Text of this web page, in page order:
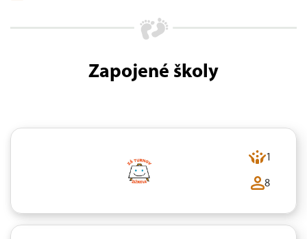
Zapojené školy
1
8